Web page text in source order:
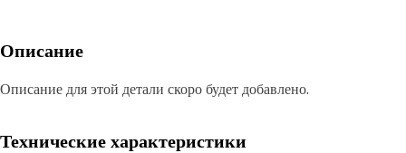
Описание
Описание для этой детали скоро будет добавлено.
Технические характеристики